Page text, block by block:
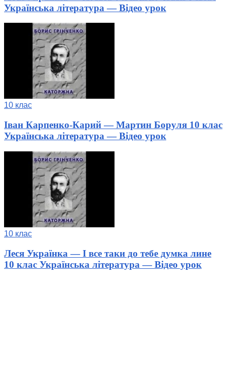
Українська література — Відео урок
10 клас
Іван Карпенко-Карий — Мартин Боруля 10 клас
Українська література — Відео урок
10 клас
Леся Українка — І все таки до тебе думка лине
10 клас Українська література — Відео урок